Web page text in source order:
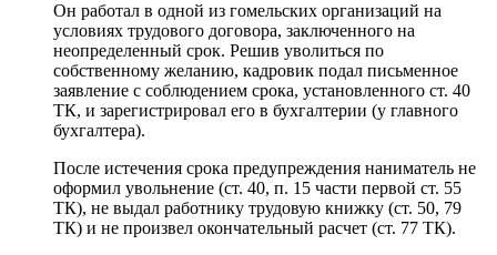
Он работал в одной из гомельских организаций на
условиях трудового договора, заключенного на
неопределенный срок. Решив уволиться по
собственному желанию, кадровик подал письменное
заявление с соблюдением срока, установленного ст. 40
ТК, и зарегистрировал его в бухгалтерии (у главного
бухгалтера).
После истечения срока предупреждения наниматель не
оформил увольнение (ст. 40, п. 15 части первой ст. 55
ТК), не выдал работнику трудовую книжку (ст. 50, 79
ТК) и не произвел окончательный расчет (ст. 77 ТК).